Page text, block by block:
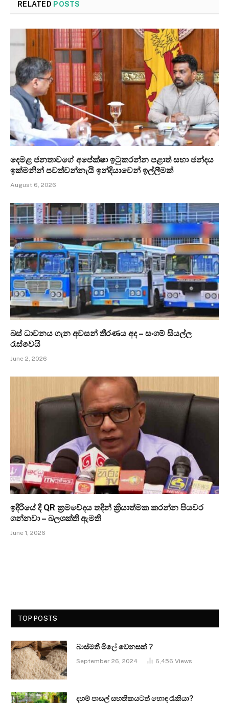
RELATED POSTS
දෙමළ ජනතාවගේ අපේක්ෂා ඉටුකරන්න පළාත් සභා ඡන්දය
ඉක්මනින් පවත්වන්නැයි ඉන්දියාවෙන් ඉල්ලීමක්
August 6, 2026
බස් ධාවනය ගැන අවසන් තීරණය අද – සංගම් සියල්ල
රැස්වෙයි
June 2, 2026
ඉදිරියේ දී QR ක්‍රමවේදය තදින් ක්‍රියාත්මක කරන්න පියවර
ගන්නවා – බලශක්ති ඇමති
June 1, 2026
TOP POSTS
බාස්මතී මිලේ වෙනසක් ?
September 26, 2024 6,456 Views
දහම් පාසල් සහතිකයටත් හොඳ රැකියා?